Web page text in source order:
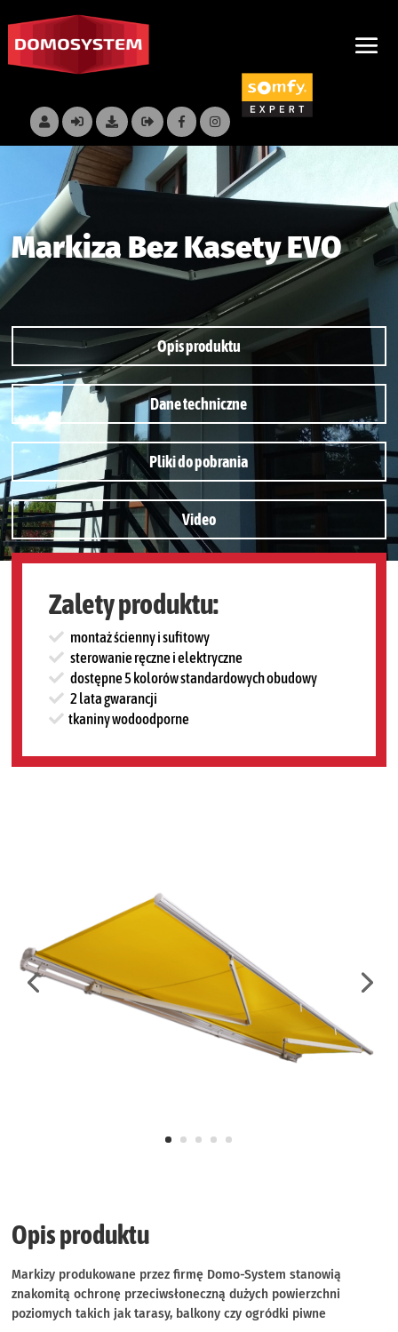
Markiza Bez Kasety EVO
Opis produktu
Dane techniczne
Pliki do pobrania
Video
Zalety produktu:
montaż ścienny i sufitowy
sterowanie ręczne i elektryczne
dostępne 5 kolorów standardowych obudowy
2 lata gwarancji
tkaniny wodoodporne
Opis produktu
Markizy produkowane przez firmę Domo-System stanowią
znakomitą ochronę przeciwsłoneczną dużych powierzchni
poziomych takich jak tarasy, balkony czy ogródki piwne